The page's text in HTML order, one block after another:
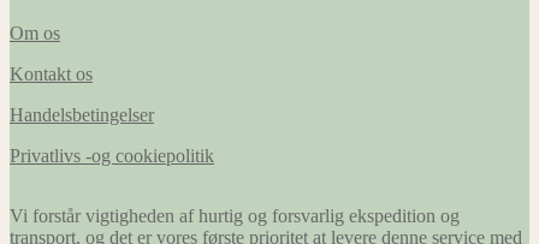
Om os
Kontakt os
Handelsbetingelser
Privatlivs -og cookiepolitik
Vi forstår vigtigheden af hurtig og forsvarlig ekspedition og
transport, og det er vores første prioritet at levere denne service med